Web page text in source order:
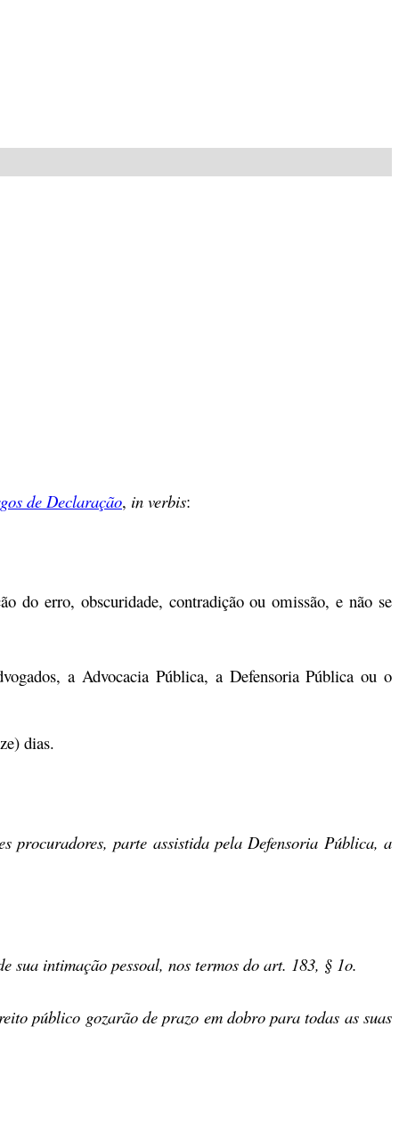
de Declaração, in verbis:
do erro, obscuridade, contradição ou omissão, e não se
a Advocacia Pública, a Defensoria Pública ou o
dias.
procuradores, parte assistida pela Defensoria Pública, a
sua intimação pessoal, nos termos do art. 183, § 1o.
público gozarão de prazo em dobropara todas as suas